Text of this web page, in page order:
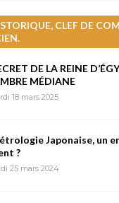
CLEF DE
DE LA REINE
MÉDIANE
18 mars 2025
Japonaise, un
?
25 mars 2024